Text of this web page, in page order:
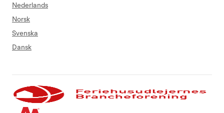
Nederlands
Norsk
Svenska
Dansk